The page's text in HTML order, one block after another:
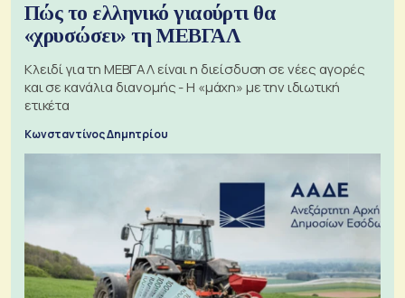
Πώς το ελληνικό γιαούρτι θα
«χρυσώσει» τη ΜΕΒΓΑΛ
Κλειδί για τη ΜΕΒΓΑΛ είναι η διείσδυση σε νέες αγορές
και σε κανάλια διανομής - Η «μάχη» με την ιδιωτική
ετικέτα
Κωνσταντίνος Δημητρίου